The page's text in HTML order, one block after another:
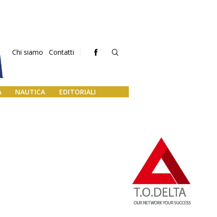
Chi siamo Contatti
NAUTICA EDITORIALI